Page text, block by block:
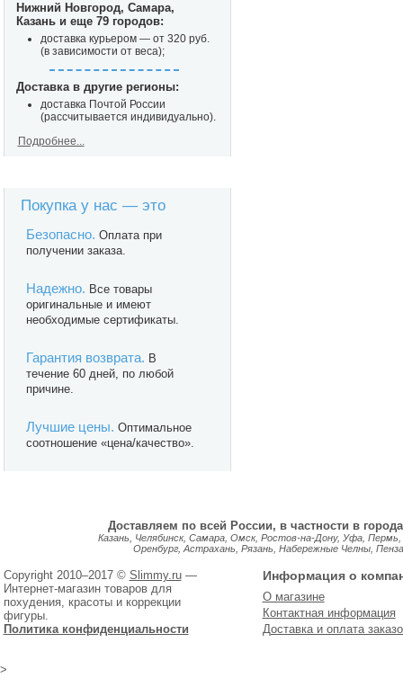
Нижний Новгород, Самара,
Казань и еще 79 городов:
доставка курьером — от 320 руб.
(в зависимости от веса);
Доставка в другие регионы:
доставка Почтой России
(рассчитывается индивидуально).
Подробнее...
Покупка у нас — это
Безопасно. Оплата при
получении заказа.
Надежно. Все товары
оригинальные и имеют
необходимые сертификаты.
Гарантия возврата. В
течение 60 дней, по любой
причине.
Лучшие цены. Оптимальное
соотношение «цена/качество».
Доставляем по всей России, в частности в
Казань, Челябинск, Самара, Омск, Ростов-на-Дону, Уфа,
Оренбург, Астрахань, Рязань, Набережные Челны,
Copyright 2010–2017 © Slimmy.ru—
Интернет-магазин товаров для
похудения, красоты и коррекции
фигуры.
Политика конфиденциальности
Информация о
О магазине
Контактная информация
Доставка и оплата
>